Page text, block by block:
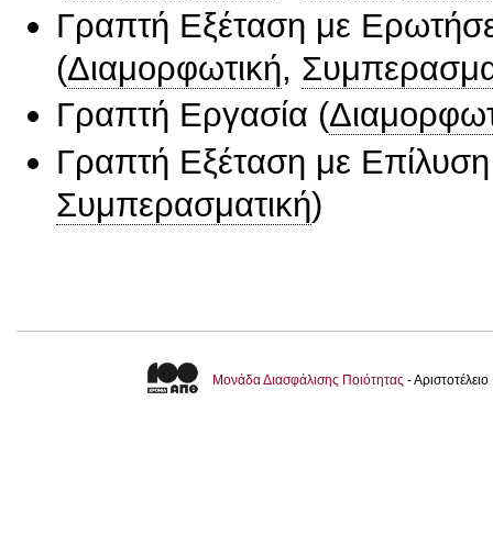
Γραπτή Εξέταση με
(Διαμορφωτική,
Γραπτή Εργασία (
Γραπτή Εξέταση με
Συμπερασματική)
Μονάδα Διασφάλισης Ποιότητας -